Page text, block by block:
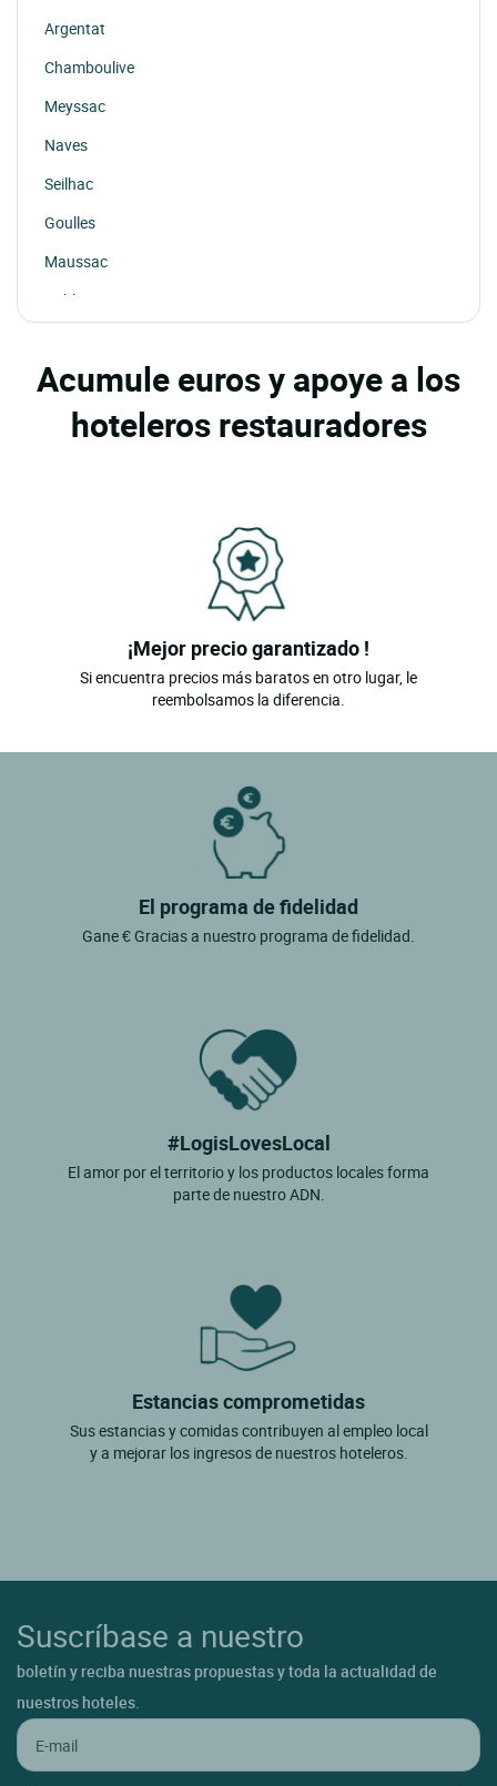
Argentat
Chamboulive
Meyssac
Naves
Seilhac
Goulles
Maussac
Cublac
Acumule euros y apoye a los
hoteleros restauradores
¡Mejor precio garantizado !
Si encuentra precios más baratos en otro lugar, le
reembolsamos la diferencia.
El programa de fidelidad
Gane € Gracias a nuestro programa de fidelidad.
#LogisLovesLocal
El amor por el territorio y los productos locales forma
parte de nuestro ADN.
Estancias comprometidas
Sus estancias y comidas contribuyen al empleo local
y a mejorar los ingresos de nuestros hoteleros.
Suscríbase a nuestro
boletín y reciba nuestras propuestas y toda la actualidad de
nuestros hoteles.